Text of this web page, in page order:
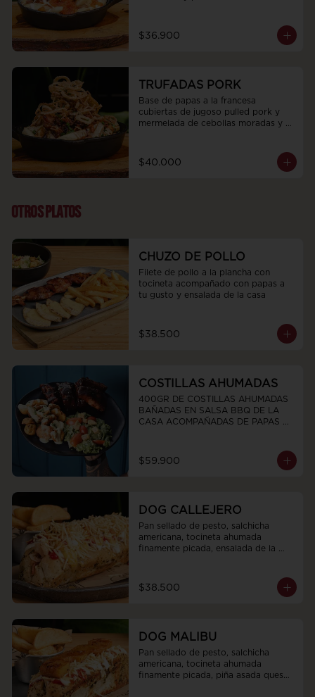
$36.900
TRUFADAS PORK
Base de papas a la francesa
cubiertas de jugoso pulled pork y
mermelada de cebollas moradas y
trufas, topping de cebollas
crocantes y cebollín
$40.000
OTROS PLATOS
CHUZO DE POLLO
Filete de pollo a la plancha con
tocineta acompañado con papas a
tu gusto y ensalada de la casa
$38.500
COSTILLAS AHUMADAS
400GR DE COSTILLAS AHUMADAS
BAÑADAS EN SALSA BBQ DE LA
CASA ACOMPAÑADAS DE PAPAS
$59.900
DOG CALLEJERO
Pan sellado de pesto, salchicha
americana, tocineta ahumada
finamente picada, ensalada de la
$38.500
DOG MALIBU
Pan sellado de pesto, salchicha
americana, tocineta ahumada
finamente picada, piña asada queso